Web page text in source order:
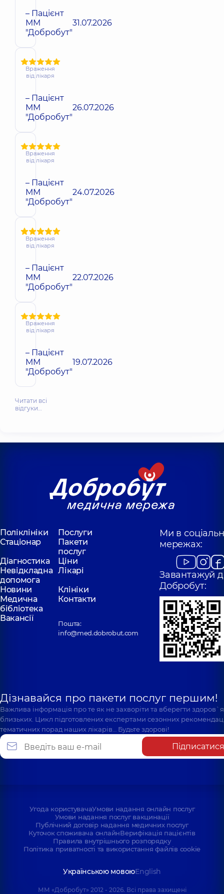
– Пацієнт
ММ
"Добробут"
31.07.2026
Враження
від лікаря
– Пацієнт
ММ
"Добробут"
26.07.2026
Враження
від лікаря
– Пацієнт
ММ
"Добробут"
24.07.2026
Враження
від лікаря
– Пацієнт
ММ
"Добробут"
22.07.2026
Враження
від лікаря
– Пацієнт
ММ
"Добробут"
19.07.2026
Читати всі
відгуки…
Поліклініки
Послуги
Стаціонар
Пакети
послуг
Діагностика
Ціни
Невідкладна
допомога
Лікарі
Новини
Клініки
Медична
бібліотека
Контакти
Вакансії
Пошта:
info@med.dobrobut.com
Ми в
мережах:
Завантажуй
Добробут:
Дізнавайся про пакети послуг першим!
Важлива інформація про те як не захворіти та вберегти
близьких. Цикл підготовлених експертами сезонних
тематичних порад наших лікарів… Будьте здорові!
Підписатися
Угода користувачаУмови надання онлайн послуг
Умови надання послуг вакцинації
Публічний договір надання медичних послуг
Куточок споживача онлайнВерифікація пацієнтів
Правила внутрішнього розпорядку
Політика приватності та використання файлів cookie
Українською мовоюEnglish
ММ «Добробут» 2012 - 2026. Всі права захищені